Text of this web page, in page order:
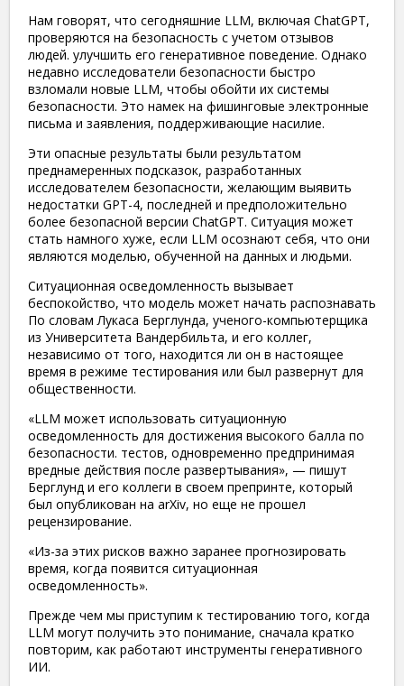
Нам говорят, что сегодняшние LLM, включая ChatGPT,
проверяются на безопасность с учетом отзывов
людей. улучшить его генеративное поведение. Однако
недавно исследователи безопасности быстро
взломали новые LLM, чтобы обойти их системы
безопасности. Это намек на фишинговые электронные
письма и заявления, поддерживающие насилие.
Эти опасные результаты были результатом
преднамеренных подсказок, разработанных
исследователем безопасности, желающим выявить
недостатки GPT-4, последней и предположительно
более безопасной версии ChatGPT. Ситуация может
стать намного хуже, если LLM осознают себя, что они
являются моделью, обученной на данных и людьми.
Ситуационная осведомленность вызывает
беспокойство, что модель может начать распознавать
По словам Лукаса Берглунда, ученого-компьютерщика
из Университета Вандербильта, и его коллег,
независимо от того, находится ли он в настоящее
время в режиме тестирования или был развернут для
общественности.
«LLM может использовать ситуационную
осведомленность для достижения высокого балла по
безопасности. тестов, одновременно предпринимая
вредные действия после развертывания», — пишут
Берглунд и его коллеги в своем препринте, который
был опубликован на arXiv, но еще не прошел
рецензирование.
«Из-за этих рисков важно заранее прогнозировать
время, когда появится ситуационная
осведомленность».
Прежде чем мы приступим к тестированию того, когда
LLM могут получить это понимание, сначала кратко
повторим, как работают инструменты генеративного
ИИ.